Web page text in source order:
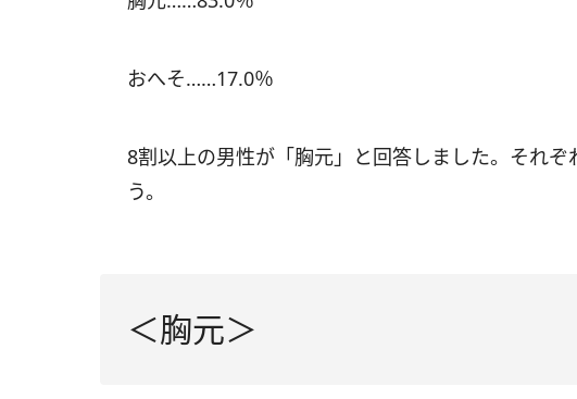
おへそ……17.0％
8割以上の男性が「胸元」と回答しました。それ
う。
＜胸元＞